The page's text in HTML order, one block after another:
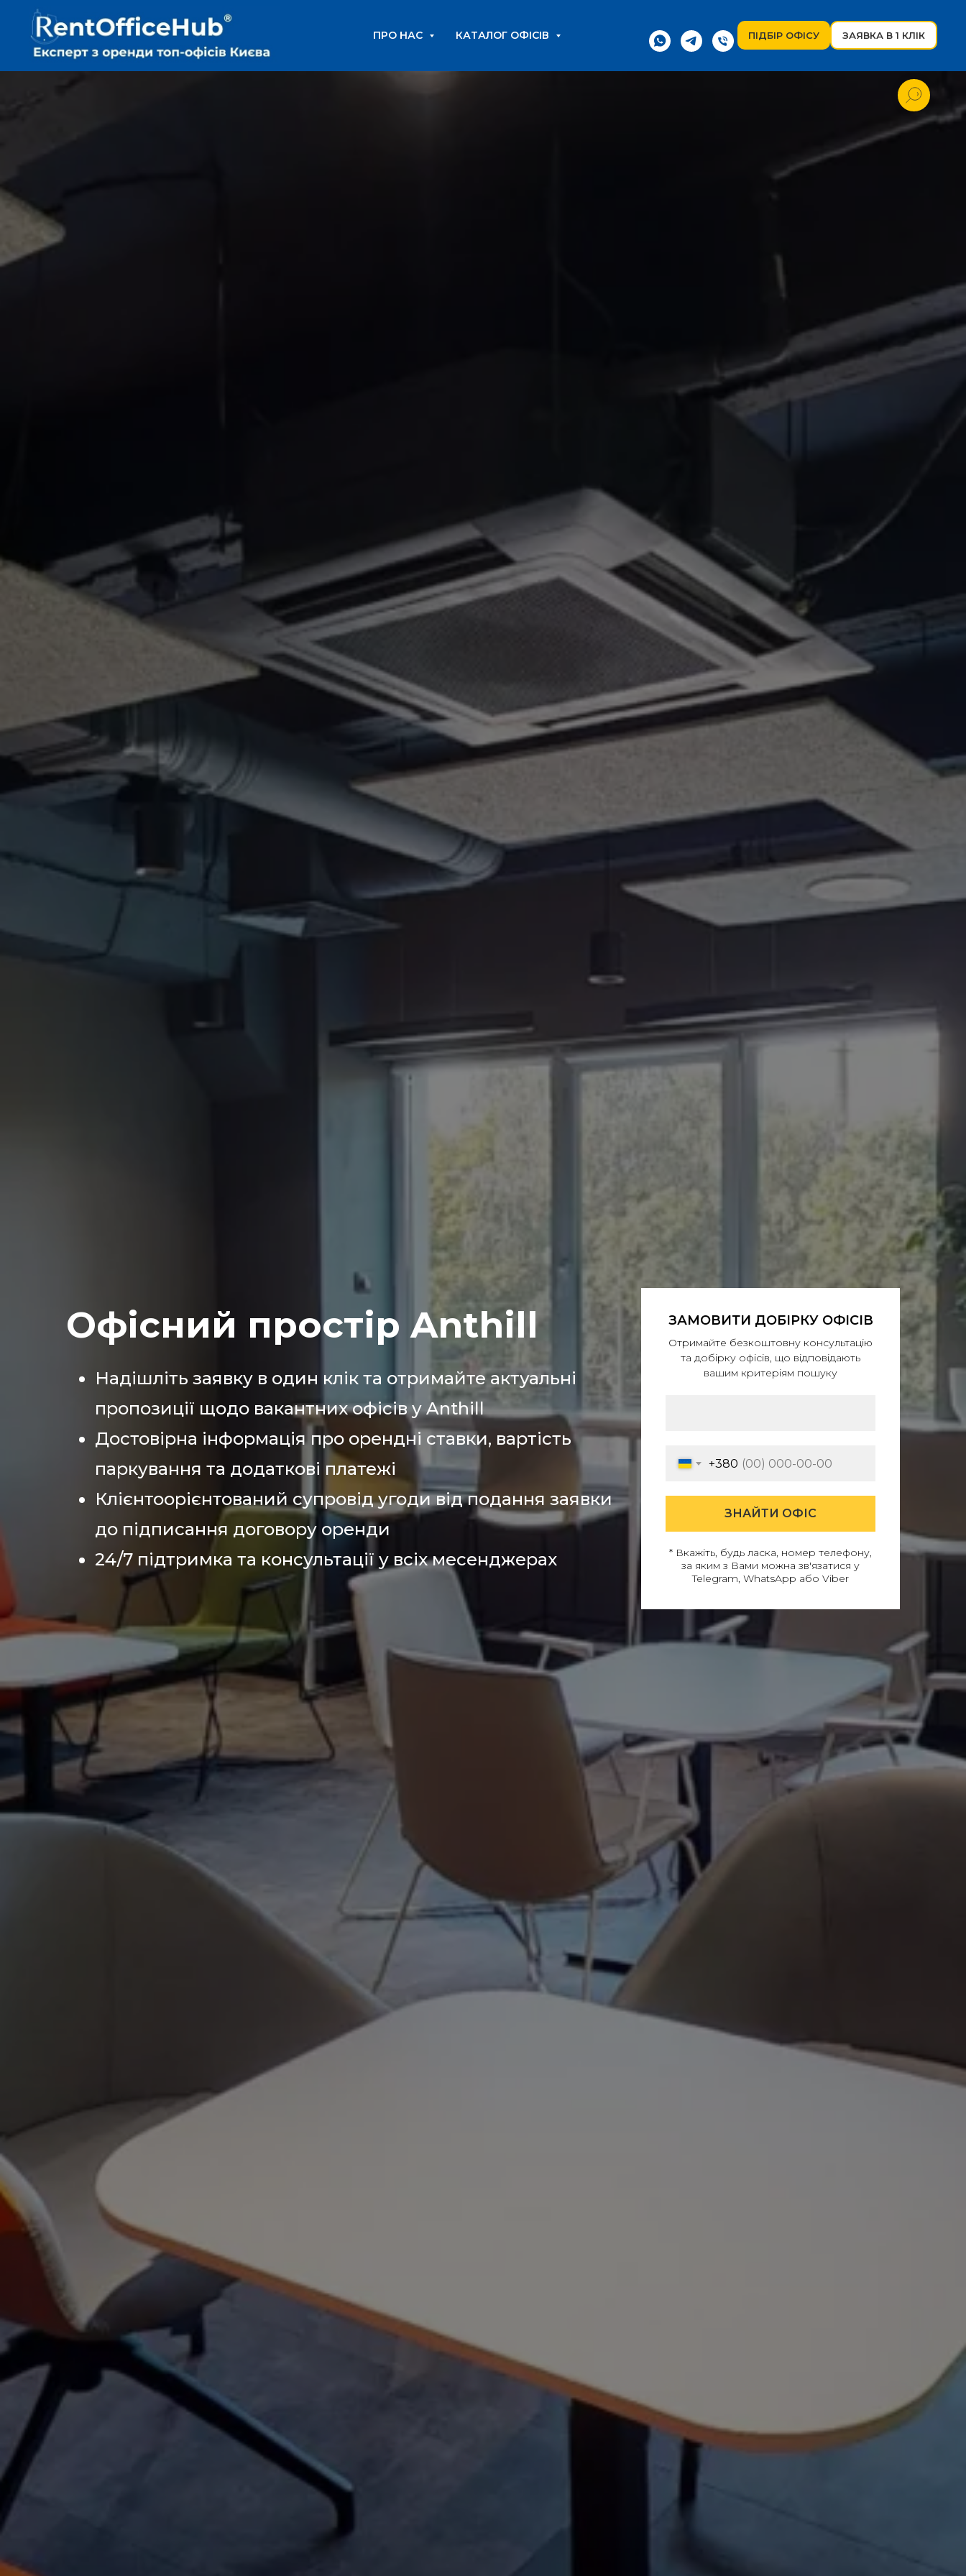
ПРО НАС КАТАЛОГ ОФІСІВ ПІДБІР ОФІСУ ЗАЯВКА В 1 КЛІК
Офісний простір Anthill
Надішліть заявку в один клік та отримайте актуальні
пропозиції щодо вакантних офісів у Anthill
Достовірна інформація про орендні ставки, вартість
паркування та додаткові платежі
Клієнтоорієнтований супровід угоди від подання заявки
до підписання договору оренди
24/7 підтримка та консультації у всіх месенджерах
ЗАМОВИТИ ДОБІРКУ ОФІСІВ
Отримайте безкоштовну консультацію
та добірку офісів, що відповідають
вашим критеріям пошуку
+380
ЗНАЙТИ ОФІС
* Вкажіть, будь ласка, номер телефону,
за яким з Вами можна зв'язатися у
Telegram, WhatsApp або Viber